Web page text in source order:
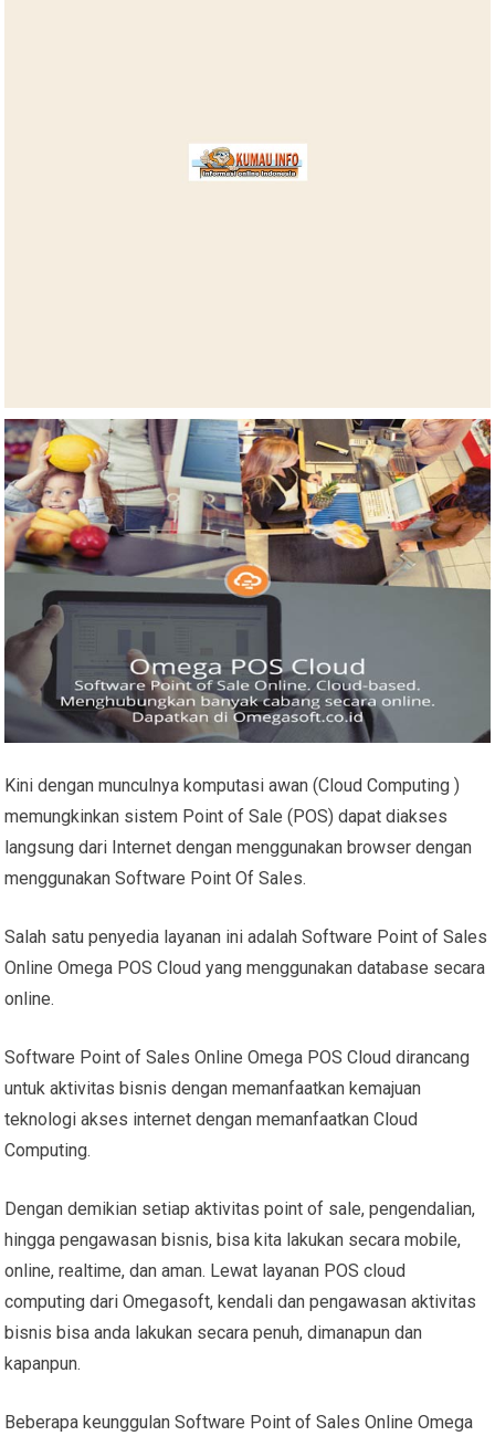
Kini dengan munculnya komputasi awan (Cloud Computing )
memungkinkan sistem Point of Sale (POS) dapat diakses
langsung dari Internet dengan menggunakan browser dengan
menggunakan Software Point Of Sales.
Salah satu penyedia layanan ini adalah Software Point of Sales
Online Omega POS Cloud yang menggunakan database secara
online.
Software Point of Sales Online Omega POS Cloud dirancang
untuk aktivitas bisnis dengan memanfaatkan kemajuan
teknologi akses internet dengan memanfaatkan Cloud
Computing.
Dengan demikian setiap aktivitas point of sale, pengendalian,
hingga pengawasan bisnis, bisa kita lakukan secara mobile,
online, realtime, dan aman. Lewat layanan POS cloud
computing dari Omegasoft, kendali dan pengawasan aktivitas
bisnis bisa anda lakukan secara penuh, dimanapun dan
kapanpun.
Beberapa keunggulan Software Point of Sales Online Omega